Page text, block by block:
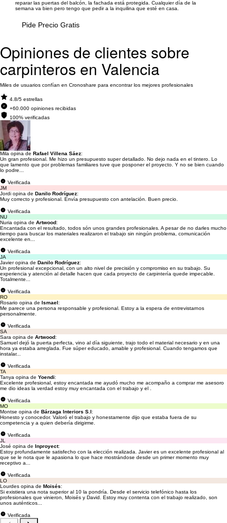
reparar las puertas del balcón, la fachada está protegida. Cualquier día de la
semana va bien pero tengo que pedir a la inquilina que esté en casa.
Pide Precio Gratis
Opiniones de clientes sobre
carpinteros en Valencia
Miles de usuarios confían en Cronoshare para encontrar los mejores profesionales
4.8/5 estrellas
+60.000 opiniones recibidas
100% verificadas
Mila opina de Rafael Villena Sáez:
Un gran profesional. Me hizo un presupuesto super detallado. No dejo nada en el tintero. Lo
que lamento que por problemas familiares tuve que posponer el proyecto. Y no se bien cuando
lo podre...
Verificada
JM
Jordi opina de Danilo Rodríguez:
Muy correcto y profesional. Envía presupuesto con antelación. Buen precio.
Verificada
NU
Nuria opina de Artwood:
Encantada con el resultado, todos són unos grandes profesionales. A pesar de no darles mucho
tiempo para buscar los materiales realizaron el trabajo sin ningún problema, comunicación
excelente en...
Verificada
JA
Javier opina de Danilo Rodríguez:
Un profesional excepcional, con un alto nivel de precisión y compromiso en su trabajo. Su
experiencia y atención al detalle hacen que cada proyecto de carpintería quede impecable.
Totalmente...
Verificada
RO
Rosario opina de Ismael:
Me parece una persona responsable y profesional. Estoy a la espera de entrevistarnos
personalmente.
Verificada
SA
Sara opina de Artwood:
Samuel dejó la puerta perfecta, vino al día siguiente, trajo todo el material necesario y en una
hora ya estaba arreglada. Fue súper educado, amable y profesional. Cuando tengamos que
instalar...
Verificada
TA
Tanya opina de Yoendi:
Excelente profesional, estoy encantada me ayudó mucho me acompaño a comprar me asesoro
me dio ideas la verdad estoy muy encantada con el trabajo y el .
Verificada
MO
Montse opina de Bárzaga Interiors S.l:
Honesto y conocedor. Valoró el trabajo y honestamente dijo que estaba fuera de su
competencia y a quien debería dirigirme.
Verificada
JL
José opina de Inproyect:
Estoy profundamente satisfecho con la elección realizada. Javier es un excelente profesional al
que se le nota que le apasiona lo que hace mostrándose desde un primer momento muy
receptivo a...
Verificada
LO
Lourdes opina de Moisés:
Si existiera una nota superior al 10 la pondría. Desde el servicio telefónico hasta los
profesionales que vinieron, Moisés y David. Estoy muy contenta con el trabajo realizado, son
unos auténticos...
Verificada